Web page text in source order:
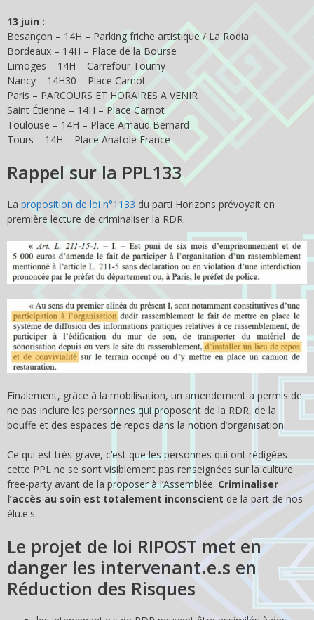
13 juin :
Besançon – 14H – Parking friche artistique / La Rodia
Bordeaux – 14H – Place de la Bourse
Limoges – 14H – Carrefour Tourny
Nancy – 14H30 – Place Carnot
Paris – PARCOURS ET HORAIRES A VENIR
Saint Étienne – 14H – Place Carnot
Toulouse – 14H – Place Arnaud Bernard
Tours – 14H – Place Anatole France
Rappel sur la PPL133
La proposition de loi n°1133 du parti Horizons prévoyait en
première lecture de criminaliser la RDR.
Finalement, grâce à la mobilisation, un amendement a permis de
ne pas inclure les personnes qui proposent de la RDR, de la
bouffe et des espaces de repos dans la notion d’organisation.
Ce qui est très grave, c’est que les personnes qui ont rédigées
cette PPL ne se sont visiblement pas renseignées sur la culture
free-party avant de la proposer à l’Assemblée. Criminaliser
l’accès au soin est totalement inconscient de la part de nos
élu.e.s.
Le projet de loi RIPOST met en
danger les intervenant.e.s en
Réduction des Risques